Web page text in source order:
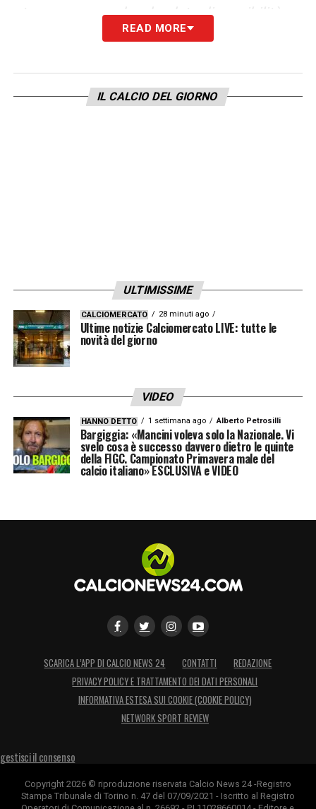
stava recuperando e ha dato disponibilità a
giocare uno spezzone di gara. Quando poi è
velocità e le forze che ricadono sulle
articolazioni gli hanno fatto sentire dolore.
rotazioni».
LA PLAYLIST DELLE NOSTRE TOP NEWS
READ MORE
IL CALCIO DEL GIORNO
ULTIMISSIME
CALCIOMERCATO 28 minuti ago
Ultime notizie Calciomercato LIVE: tutte le
novità del giorno
VIDEO
HANNO DETTO 1 settimana ago Alberto Petrosilli
Bargiggia: «Mancini voleva solo la Nazionale. Vi
svelo cosa è successo davvero dietro le quinte
della FIGC. Campionato Primavera male del
calcio italiano» ESCLUSIVA e VIDEO
SCARICA L’APP DI CALCIO NEWS 24 CONTATTI
REDAZIONE
PRIVACY POLICY E TRATTAMENTO DEI DATI PERSONALI
INFORMATIVA ESTESA SUI COOKIE (COOKIE POLICY)
NETWORK SPORT REVIEW
gestisci il consenso
Copyright 2026 © riproduzione riservata Calcio News 24 -Registro
Stampa Tribunale di Torino n. 47 del 07/09/2021 - Iscritto al Registro